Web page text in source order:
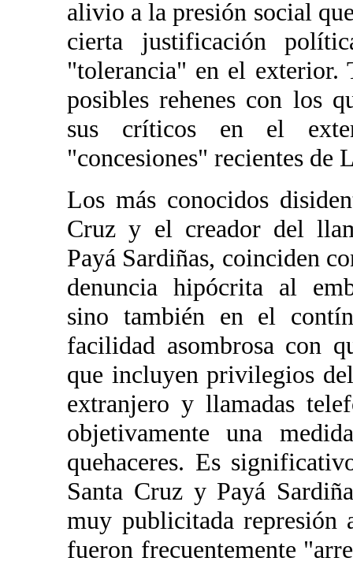
alivio a la presión social
cierta justificación
"tolerancia" en el exterior.
posibles rehenes con los
sus críticos en el
"concesiones" recientes de
Los más conocidos
Cruz y el creador del
Payá Sardiñas, coinciden
denuncia hipócrita al
sino también en el
facilidad asombrosa con
que incluyen privilegios
extranjero y llamadas
objetivamente una
quehaceres. Es
Santa Cruz y Payá
muy publicitada represión
fueron frecuentemente